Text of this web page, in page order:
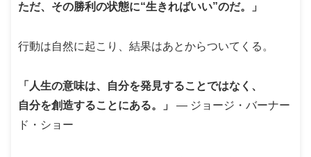
ただ、その勝利の状態に“生きればいい”のだ。」
行動は自然に起こり、結果はあとからついてくる。
「人生の意味は、自分を発見することではなく、
自分を創造することにある。」 ― ジョージ・バーナー
ド・ショー